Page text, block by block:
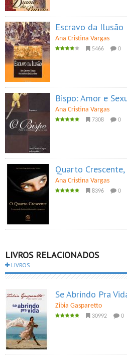
Escravo da Ilusão
Ana Cristina Vargas
5466 0
Bispo: Amor e
Ana Cristina Vargas
7308 0
Quarto Crescente,
Ana Cristina Vargas
8396 0
LIVROS RELACIONADOS
LIVROS
Se Abrindo Pra
Zibia Gasparetto
30992 0